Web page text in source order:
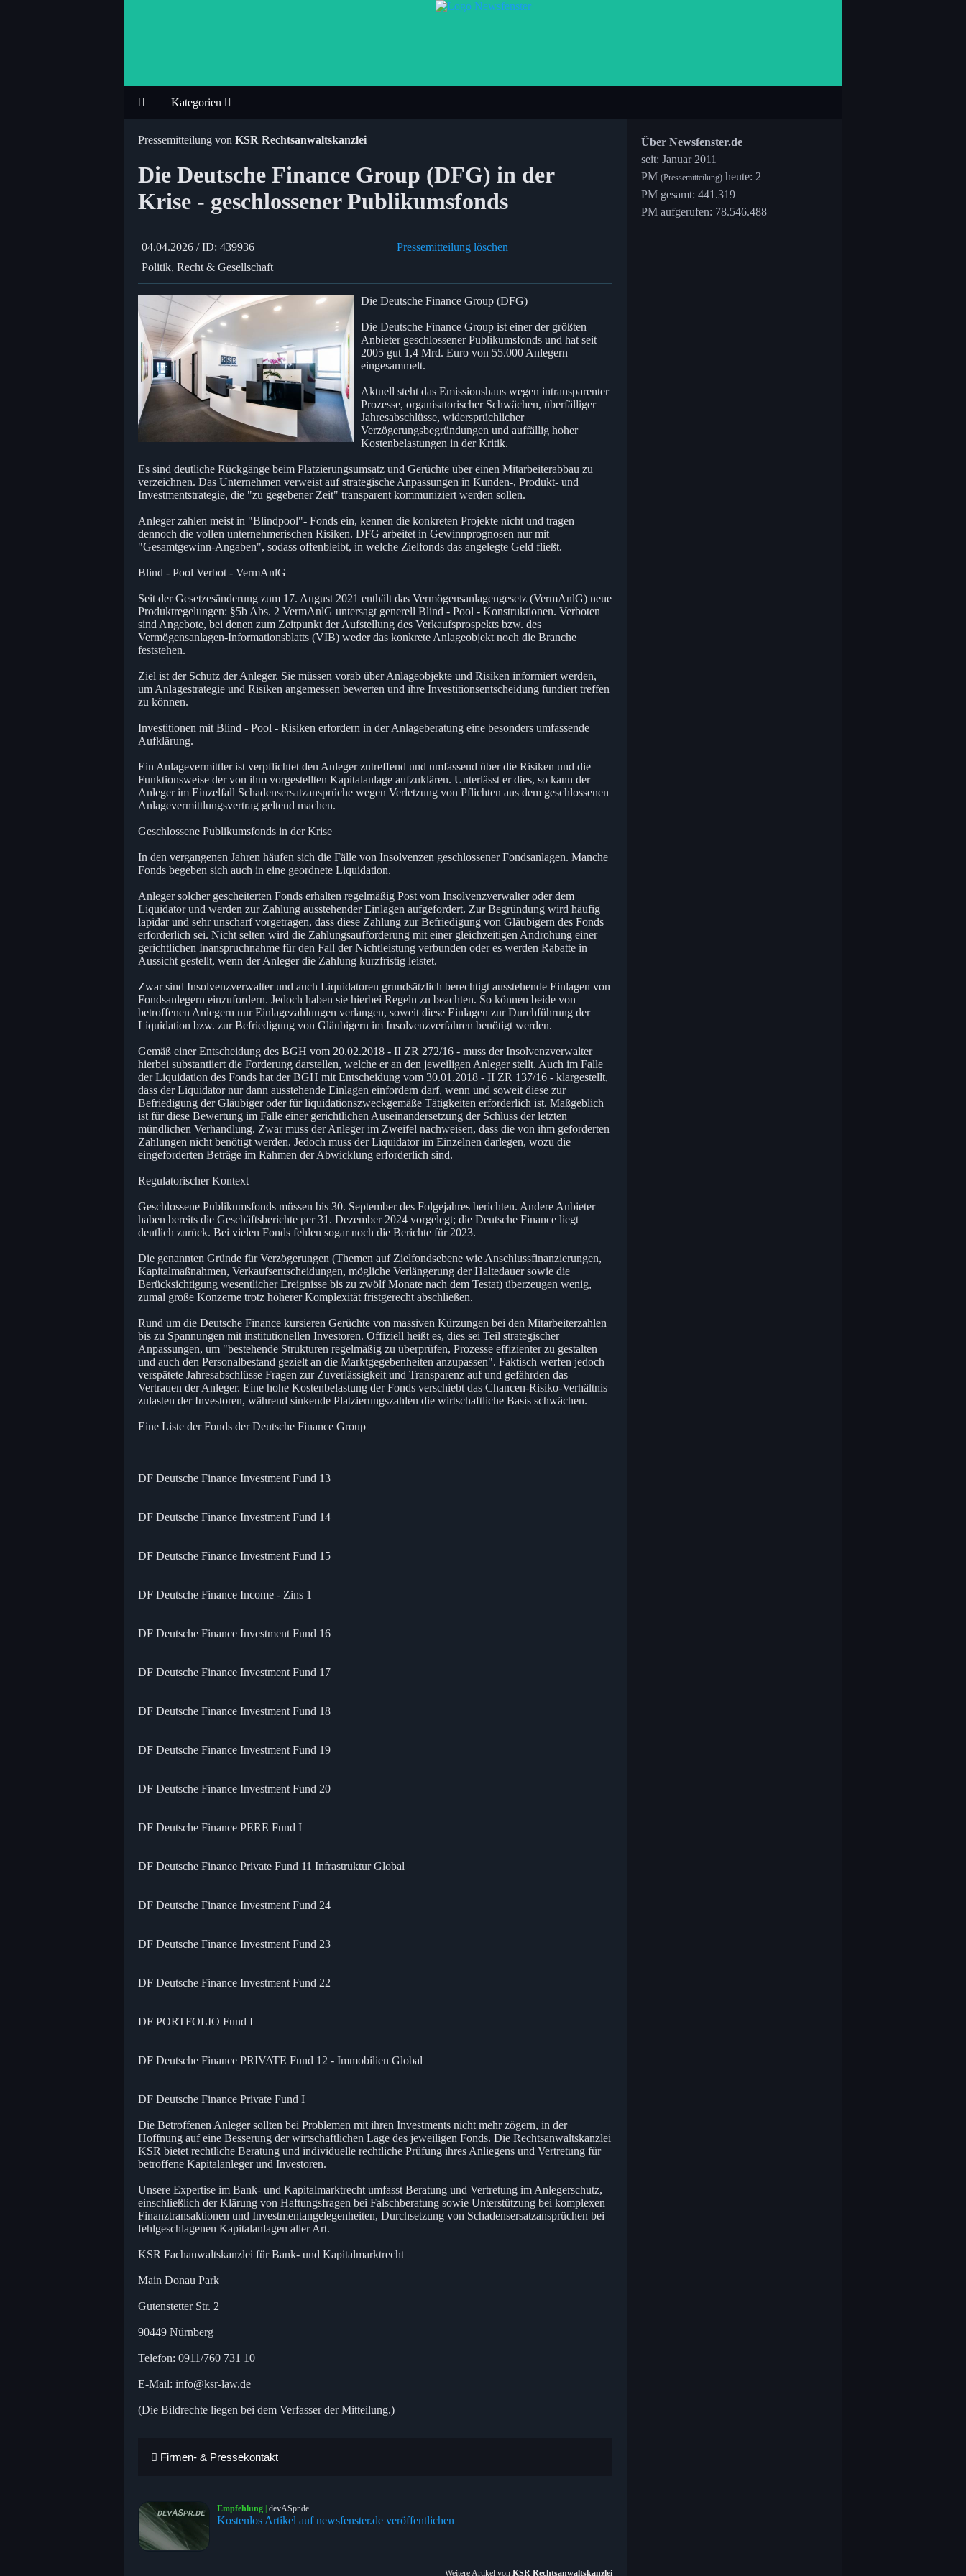
Kategorien
Pressemitteilung von KSR Rechtsanwaltskanzlei
Die Deutsche Finance Group (DFG) in der
Krise - geschlossener Publikumsfonds
04.04.2026 / ID: 439936
Pressemitteilung löschen
Politik, Recht & Gesellschaft
Die Deutsche Finance Group (DFG)
Die Deutsche Finance Group ist einer der größten
Anbieter geschlossener Publikumsfonds und hat seit
2005 gut 1,4 Mrd. Euro von 55.000 Anlegern
eingesammelt.
Aktuell steht das Emissionshaus wegen intransparenter
Prozesse, organisatorischer Schwächen, überfälliger
Jahresabschlüsse, widersprüchlicher
Verzögerungsbegründungen und auffällig hoher
Kostenbelastungen in der Kritik.
Es sind deutliche Rückgänge beim Platzierungsumsatz und Gerüchte über einen Mitarbeiterabbau zu
verzeichnen. Das Unternehmen verweist auf strategische Anpassungen in Kunden-, Produkt- und
Investmentstrategie, die "zu gegebener Zeit" transparent kommuniziert werden sollen.
Anleger zahlen meist in "Blindpool"- Fonds ein, kennen die konkreten Projekte nicht und tragen
dennoch die vollen unternehmerischen Risiken. DFG arbeitet in Gewinnprognosen nur mit
"Gesamtgewinn-Angaben", sodass offenbleibt, in welche Zielfonds das angelegte Geld fließt.
Blind - Pool Verbot - VermAnlG
Seit der Gesetzesänderung zum 17. August 2021 enthält das Vermögensanlagengesetz (VermAnlG) neue
Produktregelungen: §5b Abs. 2 VermAnlG untersagt generell Blind - Pool - Konstruktionen. Verboten
sind Angebote, bei denen zum Zeitpunkt der Aufstellung des Verkaufsprospekts bzw. des
Vermögensanlagen-Informationsblatts (VIB) weder das konkrete Anlageobjekt noch die Branche
feststehen.
Ziel ist der Schutz der Anleger. Sie müssen vorab über Anlageobjekte und Risiken informiert werden,
um Anlagestrategie und Risiken angemessen bewerten und ihre Investitionsentscheidung fundiert treffen
zu können.
Investitionen mit Blind - Pool - Risiken erfordern in der Anlageberatung eine besonders umfassende
Aufklärung.
Ein Anlagevermittler ist verpflichtet den Anleger zutreffend und umfassend über die Risiken und die
Funktionsweise der von ihm vorgestellten Kapitalanlage aufzuklären. Unterlässt er dies, so kann der
Anleger im Einzelfall Schadensersatzansprüche wegen Verletzung von Pflichten aus dem geschlossenen
Anlagevermittlungsvertrag geltend machen.
Geschlossene Publikumsfonds in der Krise
In den vergangenen Jahren häufen sich die Fälle von Insolvenzen geschlossener Fondsanlagen. Manche
Fonds begeben sich auch in eine geordnete Liquidation.
Anleger solcher gescheiterten Fonds erhalten regelmäßig Post vom Insolvenzverwalter oder dem
Liquidator und werden zur Zahlung ausstehender Einlagen aufgefordert. Zur Begründung wird häufig
lapidar und sehr unscharf vorgetragen, dass diese Zahlung zur Befriedigung von Gläubigern des Fonds
erforderlich sei. Nicht selten wird die Zahlungsaufforderung mit einer gleichzeitigen Androhung einer
gerichtlichen Inanspruchnahme für den Fall der Nichtleistung verbunden oder es werden Rabatte in
Aussicht gestellt, wenn der Anleger die Zahlung kurzfristig leistet.
Zwar sind Insolvenzverwalter und auch Liquidatoren grundsätzlich berechtigt ausstehende Einlagen von
Fondsanlegern einzufordern. Jedoch haben sie hierbei Regeln zu beachten. So können beide von
betroffenen Anlegern nur Einlagezahlungen verlangen, soweit diese Einlagen zur Durchführung der
Liquidation bzw. zur Befriedigung von Gläubigern im Insolvenzverfahren benötigt werden.
Gemäß einer Entscheidung des BGH vom 20.02.2018 - II ZR 272/16 - muss der Insolvenzverwalter
hierbei substantiiert die Forderung darstellen, welche er an den jeweiligen Anleger stellt. Auch im Falle
der Liquidation des Fonds hat der BGH mit Entscheidung vom 30.01.2018 - II ZR 137/16 - klargestellt,
dass der Liquidator nur dann ausstehende Einlagen einfordern darf, wenn und soweit diese zur
Befriedigung der Gläubiger oder für liquidationszweckgemäße Tätigkeiten erforderlich ist. Maßgeblich
ist für diese Bewertung im Falle einer gerichtlichen Auseinandersetzung der Schluss der letzten
mündlichen Verhandlung. Zwar muss der Anleger im Zweifel nachweisen, dass die von ihm geforderten
Zahlungen nicht benötigt werden. Jedoch muss der Liquidator im Einzelnen darlegen, wozu die
eingeforderten Beträge im Rahmen der Abwicklung erforderlich sind.
Regulatorischer Kontext
Geschlossene Publikumsfonds müssen bis 30. September des Folgejahres berichten. Andere Anbieter
haben bereits die Geschäftsberichte per 31. Dezember 2024 vorgelegt; die Deutsche Finance liegt
deutlich zurück. Bei vielen Fonds fehlen sogar noch die Berichte für 2023.
Die genannten Gründe für Verzögerungen (Themen auf Zielfondsebene wie Anschlussfinanzierungen,
Kapitalmaßnahmen, Verkaufsentscheidungen, mögliche Verlängerung der Haltedauer sowie die
Berücksichtigung wesentlicher Ereignisse bis zu zwölf Monate nach dem Testat) überzeugen wenig,
zumal große Konzerne trotz höherer Komplexität fristgerecht abschließen.
Rund um die Deutsche Finance kursieren Gerüchte von massiven Kürzungen bei den Mitarbeiterzahlen
bis zu Spannungen mit institutionellen Investoren. Offiziell heißt es, dies sei Teil strategischer
Anpassungen, um "bestehende Strukturen regelmäßig zu überprüfen, Prozesse effizienter zu gestalten
und auch den Personalbestand gezielt an die Marktgegebenheiten anzupassen". Faktisch werfen jedoch
verspätete Jahresabschlüsse Fragen zur Zuverlässigkeit und Transparenz auf und gefährden das
Vertrauen der Anleger. Eine hohe Kostenbelastung der Fonds verschiebt das Chancen-Risiko-Verhältnis
zulasten der Investoren, während sinkende Platzierungszahlen die wirtschaftliche Basis schwächen.
Eine Liste der Fonds der Deutsche Finance Group
DF Deutsche Finance Investment Fund 13
DF Deutsche Finance Investment Fund 14
DF Deutsche Finance Investment Fund 15
DF Deutsche Finance Income - Zins 1
DF Deutsche Finance Investment Fund 16
DF Deutsche Finance Investment Fund 17
DF Deutsche Finance Investment Fund 18
DF Deutsche Finance Investment Fund 19
DF Deutsche Finance Investment Fund 20
DF Deutsche Finance PERE Fund I
DF Deutsche Finance Private Fund 11 Infrastruktur Global
DF Deutsche Finance Investment Fund 24
DF Deutsche Finance Investment Fund 23
DF Deutsche Finance Investment Fund 22
DF PORTFOLIO Fund I
DF Deutsche Finance PRIVATE Fund 12 - Immobilien Global
DF Deutsche Finance Private Fund I
Die Betroffenen Anleger sollten bei Problemen mit ihren Investments nicht mehr zögern, in der
Hoffnung auf eine Besserung der wirtschaftlichen Lage des jeweiligen Fonds. Die Rechtsanwaltskanzlei
KSR bietet rechtliche Beratung und individuelle rechtliche Prüfung ihres Anliegens und Vertretung für
betroffene Kapitalanleger und Investoren.
Unsere Expertise im Bank- und Kapitalmarktrecht umfasst Beratung und Vertretung im Anlegerschutz,
einschließlich der Klärung von Haftungsfragen bei Falschberatung sowie Unterstützung bei komplexen
Finanztransaktionen und Investmentangelegenheiten, Durchsetzung von Schadensersatzansprüchen bei
fehlgeschlagenen Kapitalanlagen aller Art.
KSR Fachanwaltskanzlei für Bank- und Kapitalmarktrecht
Main Donau Park
Gutenstetter Str. 2
90449 Nürnberg
Telefon: 0911/760 731 10
E-Mail: info@ksr-law.de
(Die Bildrechte liegen bei dem Verfasser der Mitteilung.)
Firmen- & Pressekontakt
Empfehlung | devASpr.de
Kostenlos Artikel auf newsfenster.de veröffentlichen
Weitere Artikel von KSR Rechtsanwaltskanzlei
Über Newsfenster.de
seit: Januar 2011
PM (Pressemitteilung) heute: 2
PM gesamt: 441.319
PM aufgerufen: 78.546.488